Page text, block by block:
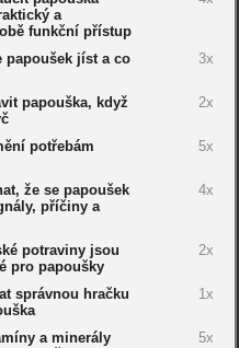
a
funkční přístup
papoušek jíst a co
3x
papouška, když
2x
potřebám
5x
že se papoušek
příčiny a
4x
potraviny jsou
pro papoušky
2x
správnou hračku
1x
a minerály
5x